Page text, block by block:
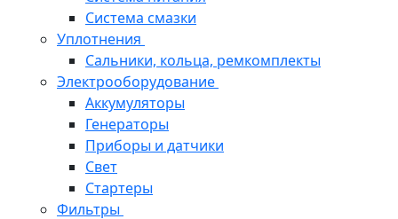
Система смазки
Уплотнения
Сальники, кольца, ремкомплекты
Электрооборудование
Аккумуляторы
Генераторы
Приборы и датчики
Свет
Стартеры
Фильтры